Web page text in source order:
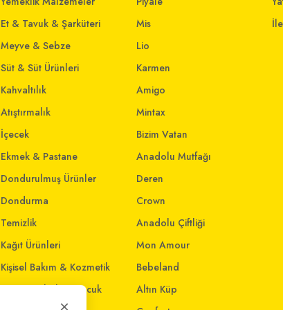
Et & Tavuk & Şarküteri
Meyve & Sebze
Süt & Süt Ürünleri
Kahvaltılık
Atıştırmalık
İçecek
Ekmek & Pastane
Dondurulmuş Ürünler
Dondurma
Temizlik
Kağıt Ürünleri
Kişisel Bakım & Kozmetik
Anne - Bebek & Çocuk
Mis
Lio
Karmen
Amigo
Mintax
Bizim Vatan
Anadolu Mutfağı
Deren
Crown
Anadolu Çiftliği
Mon Amour
Bebeland
Altın Küp